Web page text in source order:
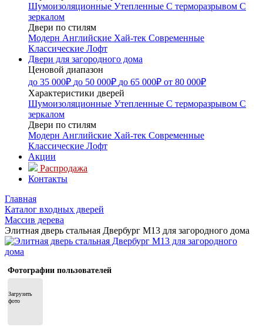
Шумоизоляционные Утепленные С терморазрывом С
зеркалом
Двери по стилям
Модерн Английские Хай-тек Современные
Классические Лофт
Двери для загородного дома
Ценовой диапазон
до 35 000₽ до 50 000₽ до 65 000₽ от 80 000₽
Характеристики дверей
Шумоизоляционные Утепленные С терморазрывом С
зеркалом
Двери по стилям
Модерн Английские Хай-тек Современные
Классические Лофт
Акции
Распродажа
Контакты
Главная
Каталог входных дверей
Массив дерева
Элитная дверь стальная Двербург М13 для загородного дома
Фотографии пользователей
Загрузить
фото